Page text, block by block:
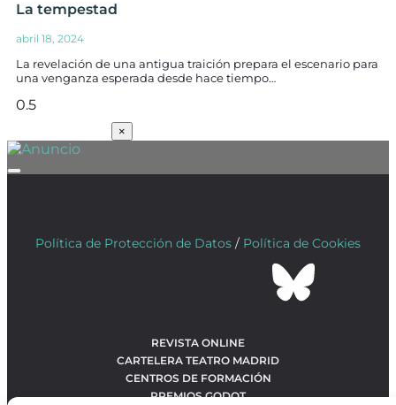
La tempestad
abril 18, 2024
La revelación de una antigua traición prepara el escenario para
una venganza esperada desde hace tiempo…
×
Política de Protección de Datos / Política de Cookies
REVISTA ONLINE
CARTELERA TEATRO MADRID
CENTROS DE FORMACIÓN
PREMIOS GODOT